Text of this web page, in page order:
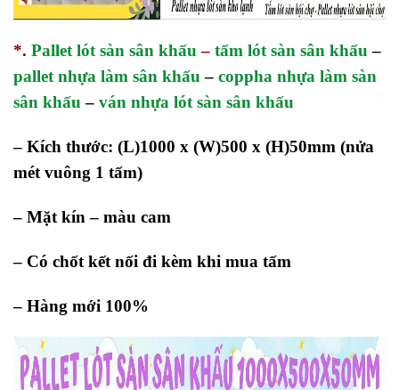
*. Pallet lót sàn sân khấu – tấm lót sàn sân khấu –
pallet nhựa làm sân khấu – coppha nhựa làm sàn
sân khấu – ván nhựa lót sàn sân khấu
– Kích thước: (L)1000 x (W)500 x (H)50mm (nửa
mét vuông 1 tấm)
– Mặt kín – màu cam
– Có chốt kết nối đi kèm khi mua tấm
– Hàng mới 100%